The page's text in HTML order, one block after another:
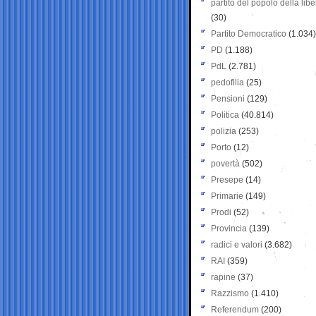
partito del popolo della
(30)
Partito Democratico (1.034)
PD (1.188)
PdL (2.781)
pedofilia (25)
Pensioni (129)
Politica (40.814)
polizia (253)
Porto (12)
povertà (502)
Presepe (14)
Primarie (149)
Prodi (52)
Provincia (139)
radici e valori (3.682)
RAI (359)
rapine (37)
Razzismo (1.410)
Referendum (200)